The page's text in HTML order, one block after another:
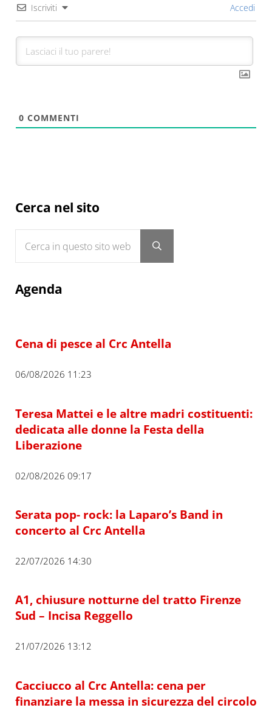
Iscriviti Accedi
0 COMMENTI
Sidebar
Cerca nel sito
Submit search
Agenda
Cena di pesce al Crc Antella
06/08/2026 11:23
Teresa Mattei e le altre madri costituenti:
dedicata alle donne la Festa della
Liberazione
02/08/2026 09:17
Serata pop- rock: la Laparo’s Band in
concerto al Crc Antella
22/07/2026 14:30
A1, chiusure notturne del tratto Firenze
Sud – Incisa Reggello
21/07/2026 13:12
Cacciucco al Crc Antella: cena per
finanziare la messa in sicurezza del circolo